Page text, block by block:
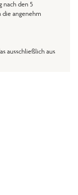
nach den 5
angenehm
ausschließlich aus